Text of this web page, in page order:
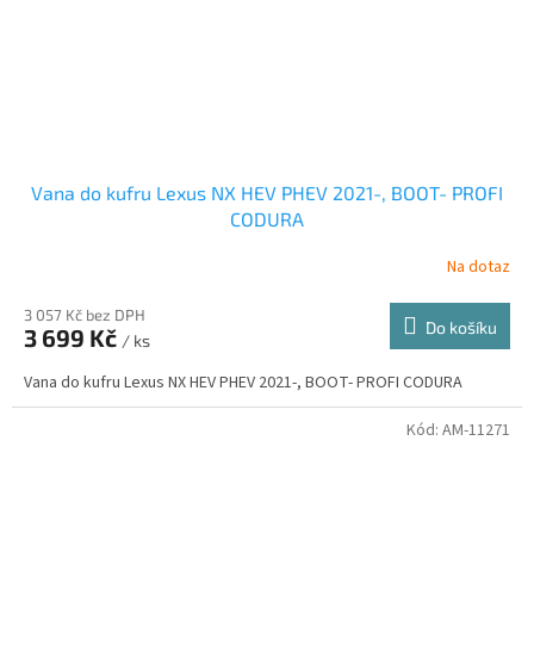
Vana do kufru Lexus NX HEV PHEV 2021-, BOOT- PROFI
CODURA
Na dotaz
3 057 Kč bez DPH
3 699 Kč / ks
Do košíku
Vana do kufru Lexus NX HEV PHEV 2021-, BOOT- PROFI CODURA
Kód: AM-11271